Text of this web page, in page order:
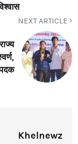
NEXT ARTICLE
Khelnewz